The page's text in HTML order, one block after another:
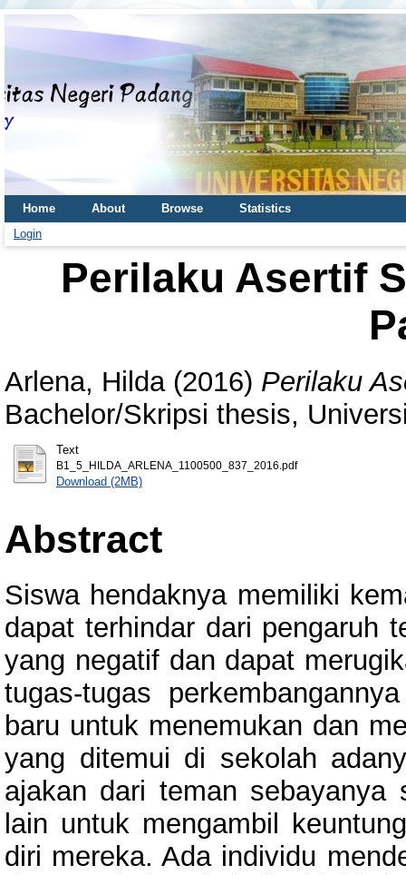
Home About Browse
Statistics
Login
Perilaku Asertif
Arlena, Hilda(2016) Perilaku
Bachelor/Skripsi thesis,
Text
B1_5_HILDA_ARLENA_1100500_837_2016.pdf
Download (2MB)
Abstract
Siswa hendaknya memiliki
dapat terhindar dari pengaruh
yang negatif dan dapat
tugas-tugas
baru untuk menemukan dan
yang ditemui di sekolah
ajakan dari teman sebayanya
lain untuk mengambil
diri mereka. Ada individu